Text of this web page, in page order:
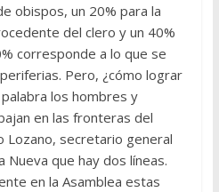
obispos, un 20% para la
del clero y un 40%
corresponde a lo que se
Pero, ¿cómo lograr
los hombres y
en las fronteras del
Lozano, secretario general
Nueva que hay dos líneas.
en la Asamblea estas